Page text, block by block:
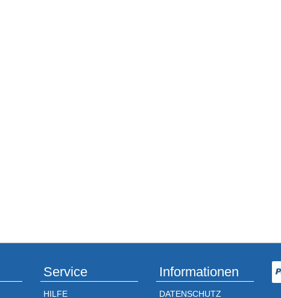
Service
HILFE
Informationen
DATENSCHUTZ